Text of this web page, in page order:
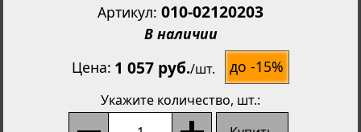
Артикул: 010-02120203
В наличии
Цена 1 057 руб./шт. до -15%
Укажите количество, шт.: